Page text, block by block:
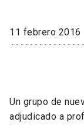
Información para
11 febrero 2016
Un grupo de
adjudicado a